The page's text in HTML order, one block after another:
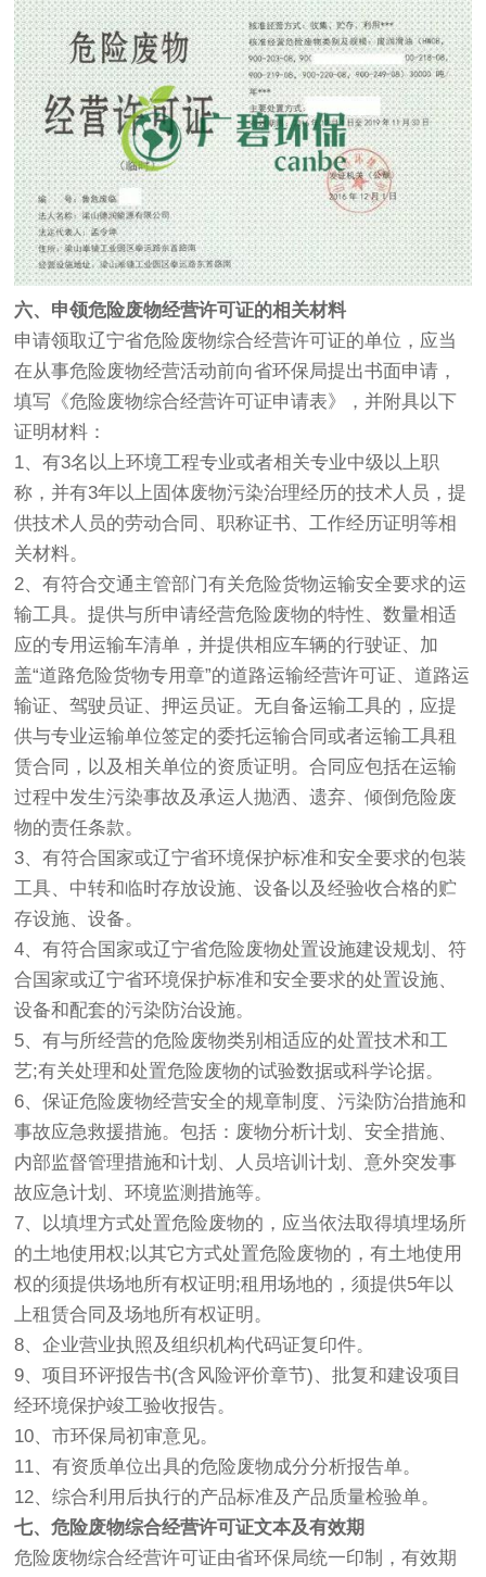
六、申领危险废物经营许可证的相关材料
申请领取辽宁省危险废物综合经营许可证的单位，应当
在从事危险废物经营活动前向省环保局提出书面申请，
填写《危险废物综合经营许可证申请表》，并附具以下
证明材料：
1、有3名以上环境工程专业或者相关专业中级以上职
称，并有3年以上固体废物污染治理经历的技术人员，提
供技术人员的劳动合同、职称证书、工作经历证明等相
关材料。
2、有符合交通主管部门有关危险货物运输安全要求的运
输工具。提供与所申请经营危险废物的特性、数量相适
应的专用运输车清单，并提供相应车辆的行驶证、加
盖“道路危险货物专用章”的道路运输经营许可证、道路运
输证、驾驶员证、押运员证。无自备运输工具的，应提
供与专业运输单位签定的委托运输合同或者运输工具租
赁合同，以及相关单位的资质证明。合同应包括在运输
过程中发生污染事故及承运人抛洒、遗弃、倾倒危险废
物的责任条款。
3、有符合国家或辽宁省环境保护标准和安全要求的包装
工具、中转和临时存放设施、设备以及经验收合格的贮
存设施、设备。
4、有符合国家或辽宁省危险废物处置设施建设规划、符
合国家或辽宁省环境保护标准和安全要求的处置设施、
设备和配套的污染防治设施。
5、有与所经营的危险废物类别相适应的处置技术和工
艺;有关处理和处置危险废物的试验数据或科学论据。
6、保证危险废物经营安全的规章制度、污染防治措施和
事故应急救援措施。包括：废物分析计划、安全措施、
内部监督管理措施和计划、人员培训计划、意外突发事
故应急计划、环境监测措施等。
7、以填埋方式处置危险废物的，应当依法取得填埋场所
的土地使用权;以其它方式处置危险废物的，有土地使用
权的须提供场地所有权证明;租用场地的，须提供5年以
上租赁合同及场地所有权证明。
8、企业营业执照及组织机构代码证复印件。
9、项目环评报告书(含风险评价章节)、批复和建设项目
经环境保护竣工验收报告。
10、市环保局初审意见。
11、有资质单位出具的危险废物成分分析报告单。
12、综合利用后执行的产品标准及产品质量检验单。
七、危险废物综合经营许可证文本及有效期
危险废物综合经营许可证由省环保局统一印制，有效期